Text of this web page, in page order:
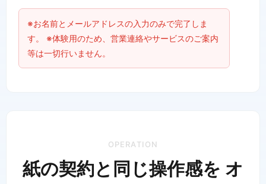
※お名前とメールアドレスの入力のみで完了しま
す。 ※体験用のため、営業連絡やサービスのご案内
等は一切行いません。
OPERATION
紙の契約と同じ操作感を オ